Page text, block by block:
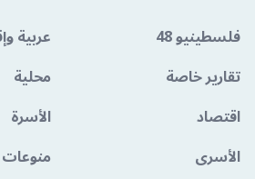
فلسطينيو 48
عربية
تقارير خاصة
محلية
اقتصاد
الأسرة
الأسرى
منوعات